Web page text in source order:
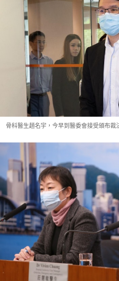
骨科醫生趙名宇，今早到醫委會接受頒布裁